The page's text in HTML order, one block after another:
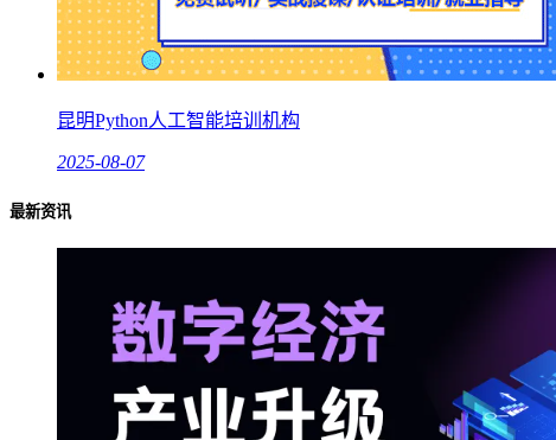
昆明Python人工智能培训机构
2025-08-07
最新资讯